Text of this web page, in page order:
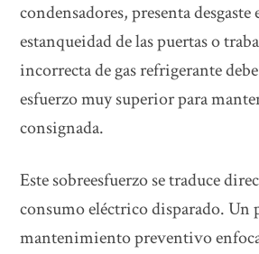
condensadores, presenta desgaste
estanqueidad de las puertas o
incorrecta de gas refrigerante
esfuerzo muy superior para
consignada.
Este sobreesfuerzo se traduce
consumo eléctrico disparado. Un
mantenimiento preventivo